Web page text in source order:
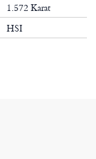
1.572 Karat
HSI